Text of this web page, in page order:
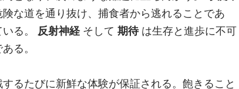
な道を通り抜け、捕食者から逃れることであ
る。 反射神経 そして 期待は生存と進歩に不可
る。
るたびに新鮮な体験が保証される。飽きること